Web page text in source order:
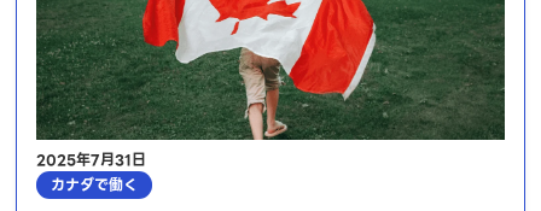
2025年7月31日
カナダで働く